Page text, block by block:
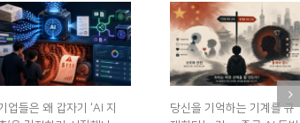
업들은 왜 갑자기 ‘AI 지
당신을 기억하는 기계를 규